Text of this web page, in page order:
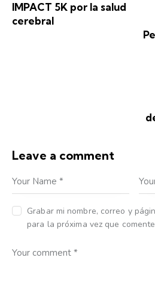
IMPACT 5K por la salud
cerebral
Leave a comment
Grabar mi nombre, correo y
para la próxima vez que